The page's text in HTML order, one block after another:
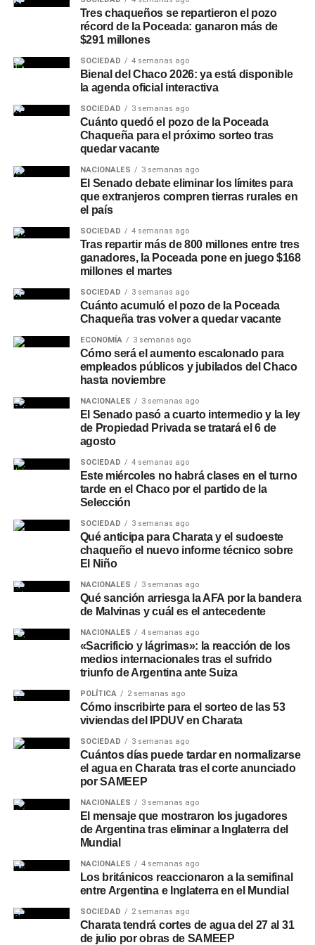
fortalecimiento del fenómeno. En ese contexto, provincias
, Corrientes, Formosa, Misiones, Santa Fe y
Entre Ríos mantienen bajo vigilancia la evolución de las
lluvias y de los principales cursos de agua.
Uno de los principales riesgos asociados a períodos
prolongados de precipitaciones es la saturación de los
suelos, que puede favorecer anegamientos y complicar el
escurrimiento del agua, además de la preocupación por
ubicadas en zonas bajas. El escenario también será
seguido de cerca por el sector agropecuario, ya que una
mayor disponibilidad de humedad puede favorecer
determinados cultivos, pero los excesos hídricos pueden
dificultar las labores rurales y generar problemas
sanitarios en la producción.
Chaco refuerza la limpieza de
desagües y canales
Ante las perspectivas climáticas, en Chaco se realizan
operativos preventivos de limpieza y mantenimiento de
provincia, con el objetivo de mejorar el escurrimiento y
reducir el riesgo de anegamientos frente a lluvias
intensas. Entre las intervenciones recientes se encuentra
la limpieza del riacho Arazá, en Barranqueras, donde
Vialidad Provincial trabaja junto con la Administración
Provincial del Agua y otras áreas del Gobierno.
La Provincia también mantiene esquemas de
contingencia hídricay coordinación con municipios,
Protección Civil y organismos técnicos para intervenir
se incluyen el bombeo preventivo, el control de lagunas y
sistemas hídricos, y la limpieza de sectores que pueden
remarcan que las tendencias estacionales deben
complementarse con los pronósticos diarios y semanales,
por lo que recomiendan seguir las actualizaciones del
SMN a medida que se acerquen la primavera y el verano.
Tres chaqueños se repartieron el pozo
récord de la Poceada: ganaron más de
$291 millones
SOCIEDAD 4 semanas ago
Bienal del Chaco 2026: ya está disponible
la agenda oficial interactiva
SOCIEDAD 3 semanas ago
Cuánto quedó el pozo de la Poceada
Chaqueña para el próximo sorteo tras
quedar vacante
NACIONALES 3 semanas ago
El Senado debate eliminar los límites para
que extranjeros compren tierras rurales en
el país
SOCIEDAD 4 semanas ago
Tras repartir más de 800 millones entre tres
ganadores, la Poceada pone en juego $168
millones el martes
SOCIEDAD 3 semanas ago
Cuánto acumuló el pozo de la Poceada
Chaqueña tras volver a quedar vacante
ECONOMÍA 3 semanas ago
Cómo será el aumento escalonado para
empleados públicos y jubilados del Chaco
hasta noviembre
NACIONALES 3 semanas ago
El Senado pasó a cuarto intermedio y la ley
de Propiedad Privada se tratará el 6 de
agosto
SOCIEDAD 4 semanas ago
Este miércoles no habrá clases en el turno
tarde en el Chaco por el partido de la
Selección
SOCIEDAD 3 semanas ago
Qué anticipa para Charata y el sudoeste
chaqueño el nuevo informe técnico sobre
El Niño
NACIONALES 3 semanas ago
Qué sanción arriesga la AFA por la bandera
de Malvinas y cuál es el antecedente
NACIONALES 4 semanas ago
«Sacrificio y lágrimas»: la reacción de los
medios internacionales tras el sufrido
triunfo de Argentina ante Suiza
POLÍTICA 2 semanas ago
Cómo inscribirte para el sorteo de las 53
viviendas del IPDUV en Charata
SOCIEDAD 3 semanas ago
Cuántos días puede tardar en normalizarse
el agua en Charata tras el corte anunciado
por SAMEEP
NACIONALES 3 semanas ago
El mensaje que mostraron los jugadores
de Argentina tras eliminar a Inglaterra del
Mundial
NACIONALES 4 semanas ago
Los británicos reaccionaron a la semifinal
entre Argentina e Inglaterra en el Mundial
SOCIEDAD 2 semanas ago
Charata tendrá cortes de agua del 27 al 31
de julio por obras de SAMEEP